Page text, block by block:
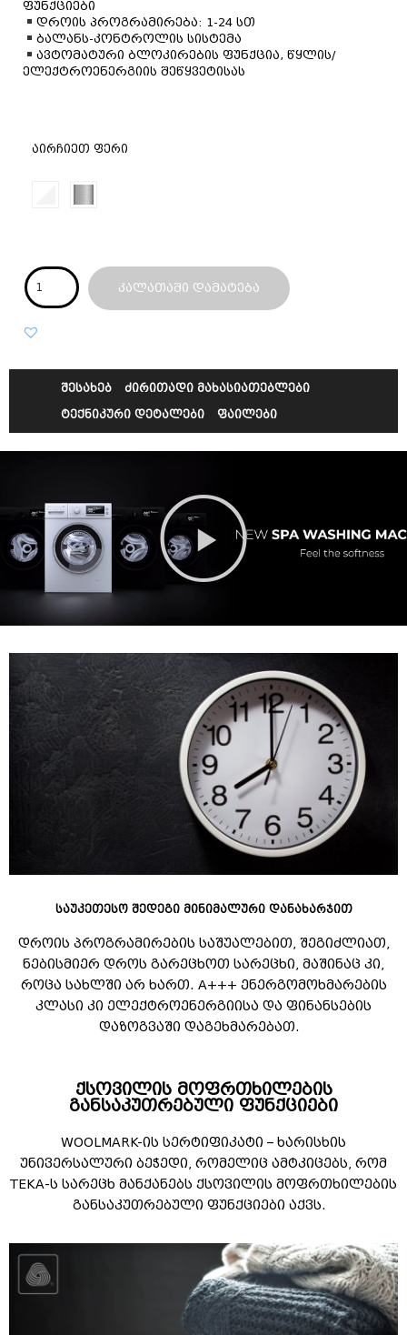
ფუნქციები
დროის პროგრამირება: 1-24 სთ
ბალანს-კონტროლის სისტემა
ავტომატური ბლოკირების ფუნქცია, წყლის/
ელექტროენერგიის შეწყვეტისას
აირჩიეთ ფერი
კალათაში დამატება
შესახებ
ძირითადი მახასიათებლები
ტექნიკური დეტალები
ფაილები
საუკეთესო შედეგი მინიმალური დანახარჯით
დროის პროგრამირების საშუალებით, შეგიძლიათ,
ნებისმიერ დროს გარეცხოთ სარეცხი, მაშინაც კი,
როცა სახლში არ ხართ. A+++ ენერგომოხმარების
კლასი კი ელექტროენერგიისა და ფინანსების
დაზოგვაში დაგეხმარებათ.
ქსოვილის მოფრთხილების
განსაკუთრებული ფუნქციები
WOOLMARK-ის სერტიფიკატი – ხარისხის
უნივერსალური ბეჭედი, რომელიც ამტკიცებს, რომ
TEKA-ს სარეცხ მანქანებს ქსოვილის მოფრთხილების
განსაკუთრებული ფუნქციები აქვს.